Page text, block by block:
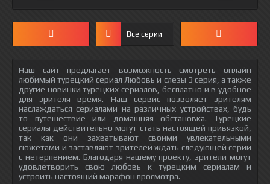
Все серии
Наш сайт предлагает возможность смотреть онлайн
любимый турецкий сериал Любовь и слезы 3 серия, а также
другие новинки турецких сериалов, бесплатно и в удобное
для зрителя время. Наш сервис позволяет зрителям
наслаждаться сериалами на различных устройствах, будь
то путешествие или домашняя обстановка. Турецкие
сериалы действительно могут стать настоящей привязкой,
так как они захватывают своими увлекательными
сюжетами и заставляют зрителей ждать следующей серии
с нетерпением. Благодаря нашему проекту, зрители могут
удовлетворить свою любовь к турецким сериалам и
устроить настоящий марафон просмотра.